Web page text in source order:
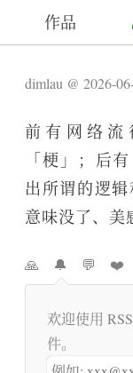
作品
dimlau 2026-
前有网络
「梗」；后
出所谓的逻辑
意味没了、美
🙏 🔔 💬 ❤️
欢迎使用 RSS
件。